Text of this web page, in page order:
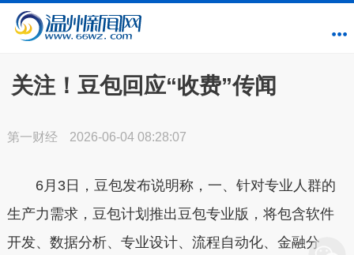
关注！豆包回应“收费”传闻
第一财经 2026-06-04 08:28:07
6月3日，豆包发布说明称，一、 针对专业人群的
生产力需求，豆包计划推出豆包专业版 ，将包含软件
开发、数据分析、专业设计、流程自动化、金融分